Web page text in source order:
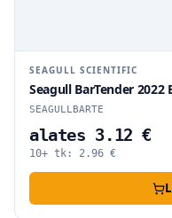
SEAGULL SCIENTIFIC
Seagull BarTender 2022
SEAGULLBARTE
alates 3.12 €
10+ tk: 2.96 €